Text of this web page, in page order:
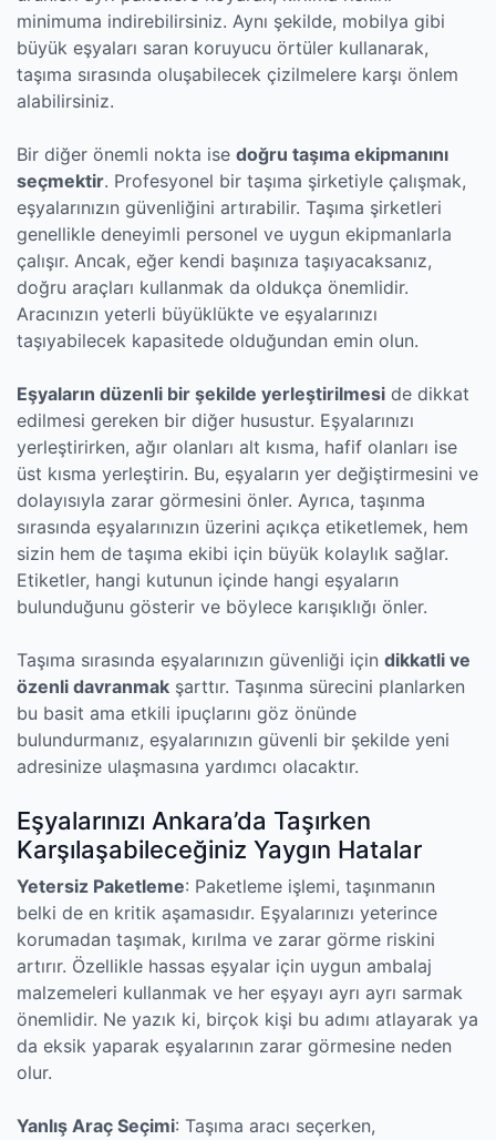
minimuma indirebilirsiniz. Aynı şekilde, mobilya gibi
büyük eşyaları saran koruyucu örtüler kullanarak,
taşıma sırasında oluşabilecek çizilmelere karşı önlem
alabilirsiniz.
Bir diğer önemli nokta ise doğru taşıma ekipmanını
seçmektir. Profesyonel bir taşıma şirketiyle çalışmak,
eşyalarınızın güvenliğini artırabilir. Taşıma şirketleri
genellikle deneyimli personel ve uygun ekipmanlarla
çalışır. Ancak, eğer kendi başınıza taşıyacaksanız,
doğru araçları kullanmak da oldukça önemlidir.
Aracınızın yeterli büyüklükte ve eşyalarınızı
taşıyabilecek kapasitede olduğundan emin olun.
Eşyaların düzenli bir şekilde yerleştirilmesi de dikkat
edilmesi gereken bir diğer husustur. Eşyalarınızı
yerleştirirken, ağır olanları alt kısma, hafif olanları ise
üst kısma yerleştirin. Bu, eşyaların yer değiştirmesini ve
dolayısıyla zarar görmesini önler. Ayrıca, taşınma
sırasında eşyalarınızın üzerini açıkça etiketlemek, hem
sizin hem de taşıma ekibi için büyük kolaylık sağlar.
Etiketler, hangi kutunun içinde hangi eşyaların
bulunduğunu gösterir ve böylece karışıklığı önler.
Taşıma sırasında eşyalarınızın güvenliği için dikkatli ve
özenli davranmak şarttır. Taşınma sürecini planlarken
bu basit ama etkili ipuçlarını göz önünde
bulundurmanız, eşyalarınızın güvenli bir şekilde yeni
adresinize ulaşmasına yardımcı olacaktır.
Eşyalarınızı Ankara’da Taşırken
Karşılaşabileceğiniz Yaygın Hatalar
Yetersiz Paketleme: Paketleme işlemi, taşınmanın
belki de en kritik aşamasıdır. Eşyalarınızı yeterince
korumadan taşımak, kırılma ve zarar görme riskini
artırır. Özellikle hassas eşyalar için uygun ambalaj
malzemeleri kullanmak ve her eşyayı ayrı ayrı sarmak
önemlidir. Ne yazık ki, birçok kişi bu adımı atlayarak ya
da eksik yaparak eşyalarının zarar görmesine neden
olur.
Yanlış Araç Seçimi: Taşıma aracı seçerken,